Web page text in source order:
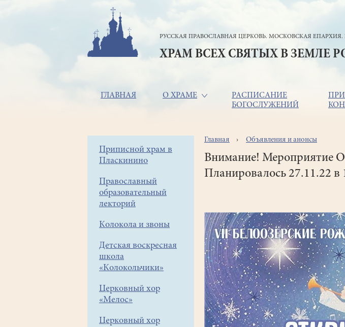
РУССКАЯ ПРАВОСЛАВНАЯ ЦЕРКОВЬ. МОСКОВСКАЯ
ХРАМ ВСЕХ СВЯТЫХ В ЗЕМЛЕ
Основная
ГЛАВНАЯ О ХРАМЕ
РАСПИСАНИЕ
БОГОСЛУЖЕНИЙ
Боковое
меню
Приписной храм в
Пласкинино
Православный
образовательный
лекторий
Колокола и звоны
Детская воскресная
школа
«Колокольчики»
Церковный хор
«Мелос»
Церковный хор
Строка
навигации
Главная Объявления и анонсы
Внимание!
Планировалось 27.11.22 в